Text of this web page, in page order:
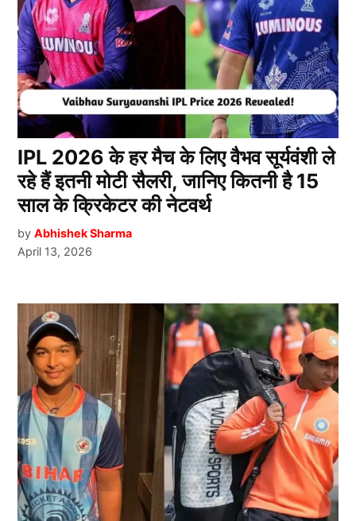
IPL 2026 के हर मैच के लिए वैभव सूर्यवंशी ले
रहे हैं इतनी मोटी सैलरी, जानिए कितनी है 15
साल के क्रिकेटर की नेटवर्थ
by Abhishek Sharma
April 13, 2026